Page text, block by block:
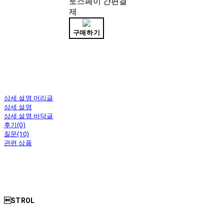
제
구매하기
상세 설명 머리글
상세 설명
상세 설명 바닥글
후기(0)
질문(10)
관련 상품
STROL